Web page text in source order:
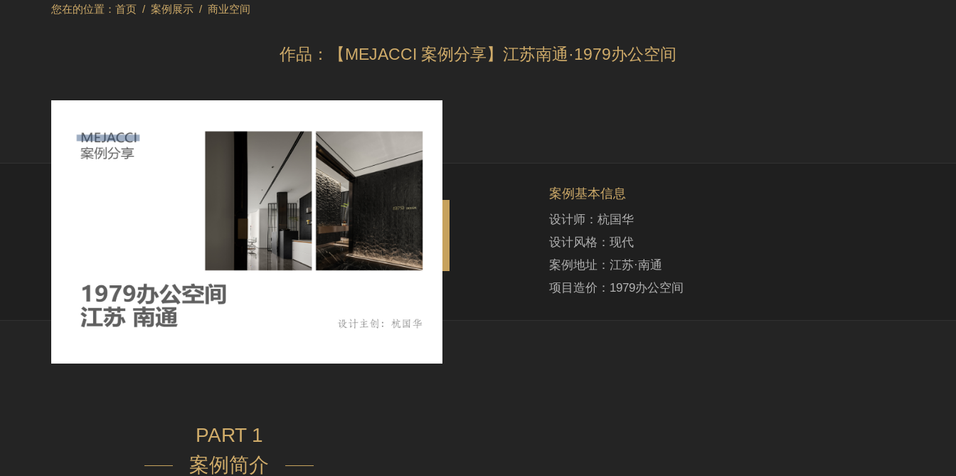
您在的位置： 首页 / 案例展示 / 商业空间
作品：【MEJACCI 案例分享】江苏南通·1979办公空间
案例基本信息
设计师：杭国华
设计风格：现代
案例地址：江苏·南通
项目造价：1979办公空间
PART 1
案例简介